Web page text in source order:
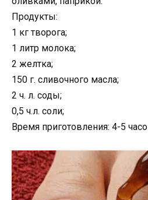
Продукты:
1 кг творога;
1 литр молока;
2 желтка;
150 г. сливочного масла;
2 ч. л. соды;
0,5 ч.л. соли;
Время приготовления: 4-5